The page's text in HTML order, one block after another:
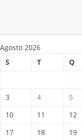
Agosto 2026
S
T Q
3
4 5
10
11 12
17
18 19